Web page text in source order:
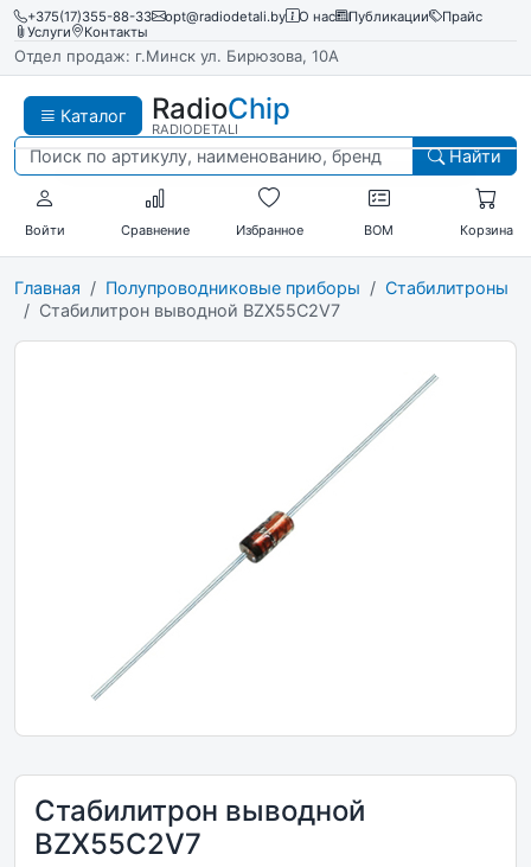
+375(17)355-88-33 opt@radiodetali.by О нас Публикации
Прайс
Услуги
Контакты
Отдел продаж: г.Минск ул. Бирюзова, 10А
Каталог RadioChip
RADIODETALI
Найти
Войти Сравнение Избранное BOM Корзина
Главная Полупроводниковые приборы
Стабилитроны
Стабилитрон выводной BZX55C2V7
Стабилитрон выводной
BZX55C2V7